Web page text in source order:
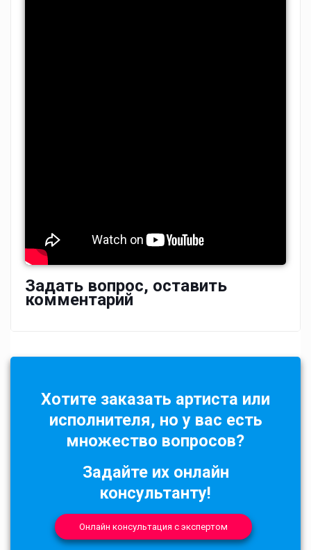
Задать вопрос, оставить
комментарий
Хотите заказать артиста или
исполнителя, но у вас есть
множество вопросов?
Задайте их онлайн
консультанту!
Онлайн консультация с экспертом